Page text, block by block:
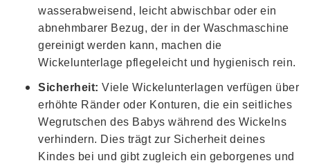
wasserabweisend, leicht abwischbar oder ein
abnehmbarer Bezug, der in der Waschmaschine
gereinigt werden kann, machen die
Wickelunterlage pflegeleicht und hygienisch rein.
Sicherheit: Viele Wickelunterlagen verfügen über
erhöhte Ränder oder Konturen, die ein seitliches
Wegrutschen des Babys während des Wickelns
verhindern. Dies trägt zur Sicherheit deines
Kindes bei und gibt zugleich ein geborgenes und